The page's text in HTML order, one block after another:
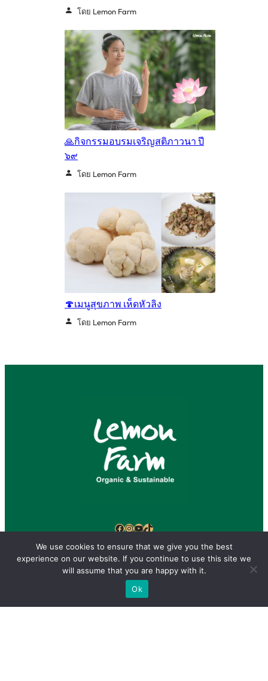
โดย Lemon Farm
🙏กิจกรรมอบรมเจริญสติภาวนา ปี
๖๙
โดย Lemon Farm
🍄เมนูสุขภาพ เห็ดหัวลิง
โดย Lemon Farm
Facebook
Instagram
YouTube
TikTok
ร้านสาขาช้อปออนไลน์ เกี่ยวกับเราร่วมงานกับเรา
สมาชิก/สิทธิประโยชน์
We use cookies to ensure that we give you the best
experience on our website. If you continue to use this site we
will assume that you are happy with it.
Ok